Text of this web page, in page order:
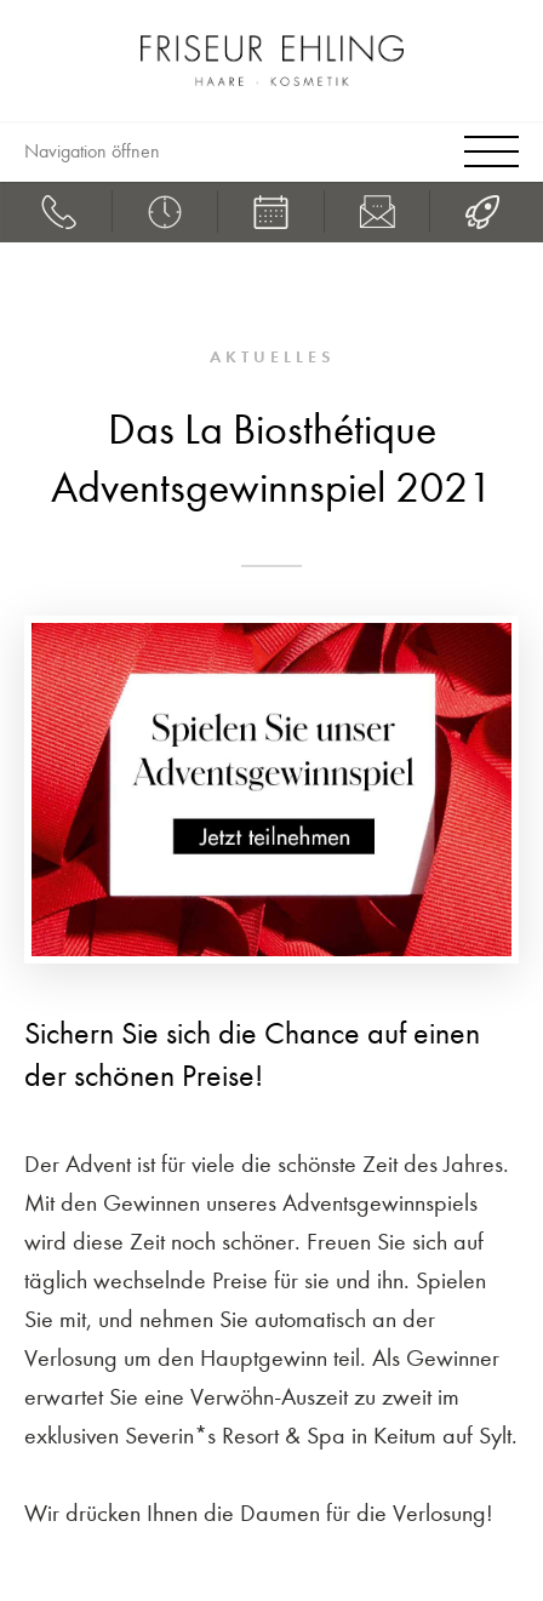
Navigation öffnen
AKTUELLES
Das La Biosthétique
Adventsgewinnspiel 2021
Sichern Sie sich die Chance auf einen
der schönen Preise!
Der Advent ist für viele die schönste Zeit des Jahres.
Mit den Gewinnen unseres Adventsgewinnspiels
wird diese Zeit noch schöner. Freuen Sie sich auf
täglich wechselnde Preise für sie und ihn. Spielen
Sie mit, und nehmen Sie automatisch an der
Verlosung um den Hauptgewinn teil. Als Gewinner
erwartet Sie eine Verwöhn-Auszeit zu zweit im
exklusiven Severin*s Resort & Spa in Keitum auf Sylt.
Wir drücken Ihnen die Daumen für die Verlosung!